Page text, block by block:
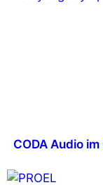
CODA Audio